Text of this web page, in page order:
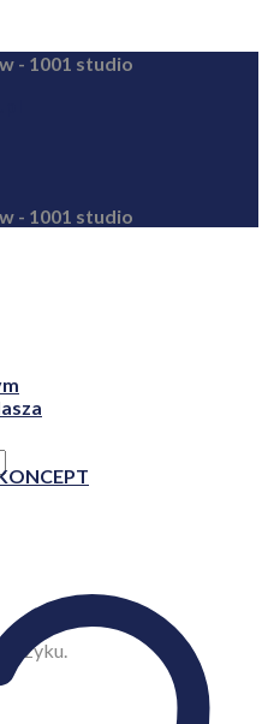
- 1001 studio
- 1001 studio